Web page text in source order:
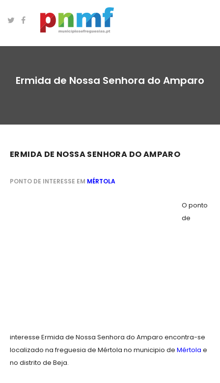
Ermida de Nossa Senhora do Amparo
ERMIDA DE NOSSA SENHORA DO AMPARO
PONTO DE INTERESSE EM MÉRTOLA
O ponto
de
interesse Ermida de Nossa Senhora do Amparo encontra-se
localizado na freguesia de Mértola no municipio de Mértola e
no distrito de Beja.